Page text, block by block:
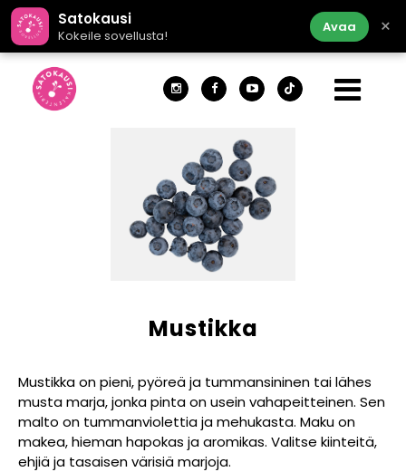
Satokausi
Kokeile sovellusta!
Avaa ×
Mustikka
Mustikka on pieni, pyöreä ja tummansininen tai lähes
musta marja, jonka pinta on usein vahapeitteinen. Sen
malto on tummanviolettia ja mehukasta. Maku on
makea, hieman hapokas ja aromikas. Valitse kiinteitä,
ehjiä ja tasaisen värisiä marjoja.